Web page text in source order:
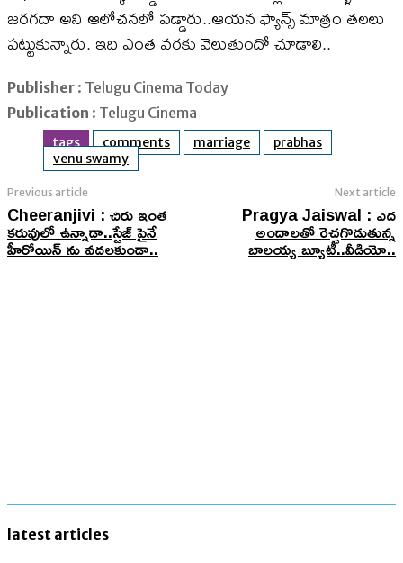
జరగదా అని ఆలోచనలో పడ్డారు..ఆయన ఫ్యాన్స్‌ మాత్రం తలలు
పట్టుకున్నారు. ఇది ఎంత వరకు వెలుతుందో చూడాలి..
Publisher : Telugu Cinema Today
Publication : Telugu Cinema
tags comments marriage
prabhas
venu swamy
Previous article
Cheeranjivi : చిరు ఇంత
కరువులో ఉన్నాడా..స్టేజ్ పైనే
హీరోయిన్ ను వదలకుండా..
Next article
Pragya Jaiswal : ఎద
అందాలతో రెచ్చగొడుతున్న
బాలయ్య బ్యూటీ..వీడియో..
latest articles